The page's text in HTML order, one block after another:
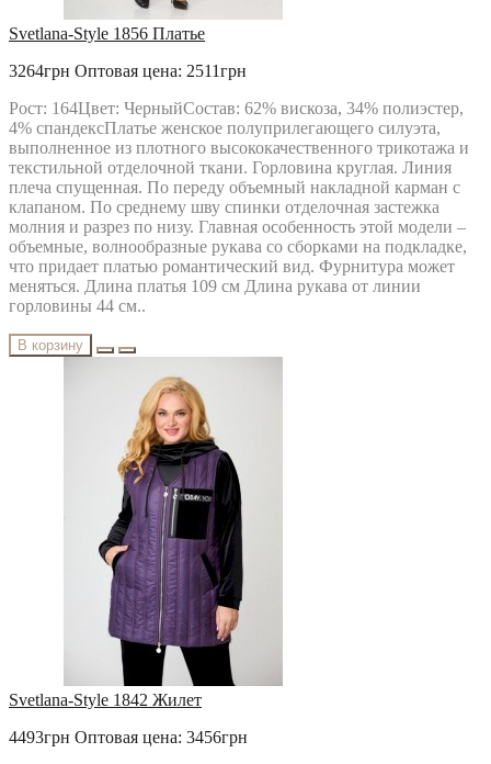
Svetlana-Style 1856 Платье
3264грн Оптовая цена: 2511грн
Рост: 164Цвет: ЧерныйСостав: 62% вискоза, 34% полиэстер,
4% спандексПлатье женское полуприлегающего силуэта,
выполненное из плотного высококачественного трикотажа и
текстильной отделочной ткани. Горловина круглая. Линия
плеча спущенная. По переду объемный накладной карман с
клапаном. По среднему шву спинки отделочная застежка
молния и разрез по низу. Главная особенность этой модели –
объемные, волнообразные рукава со сборками на подкладке,
что придает платью романтический вид. Фурнитура может
меняться. Длина платья 109 см Длина рукава от линии
горловины 44 см..
В корзину
Svetlana-Style 1842 Жилет
4493грн Оптовая цена: 3456грн